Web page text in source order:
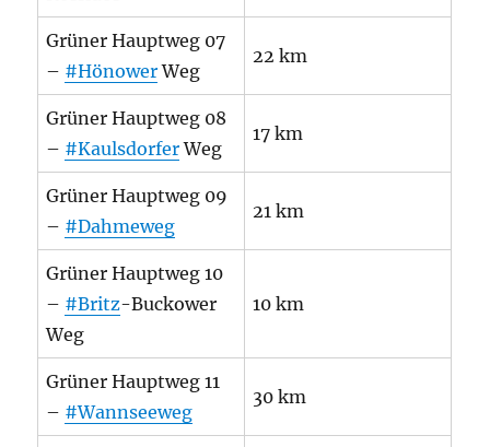
Grüner Hauptweg 07
– #HönowerWeg
22 km
Grüner Hauptweg 08
– #KaulsdorferWeg
17 km
Grüner Hauptweg 09
– #Dahmeweg
21 km
Grüner Hauptweg 10
– #Britz-Buckower
Weg
10 km
Grüner Hauptweg 11
– #Wannseeweg
30 km